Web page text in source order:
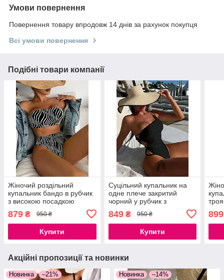
Умови повернення
Повернення товару впродовж 14 днів за рахунок покупця
Всі умови повернення
Подібні товари компанії
Жіночий роздільний
купальник бандо в рубчик
з високою посадкою
чорно-білий принт зебра
S, M
879 ₴ 950 ₴
Купити
Суцільний купальник на
одне плече закритий
чорний у рубчик з
849₴ 950 ₴
Купити
899
Акційні пропозиції та новинки
Новинка –21% Новинка –14%